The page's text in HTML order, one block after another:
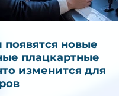
появятся новые
плацкартные
изменится для